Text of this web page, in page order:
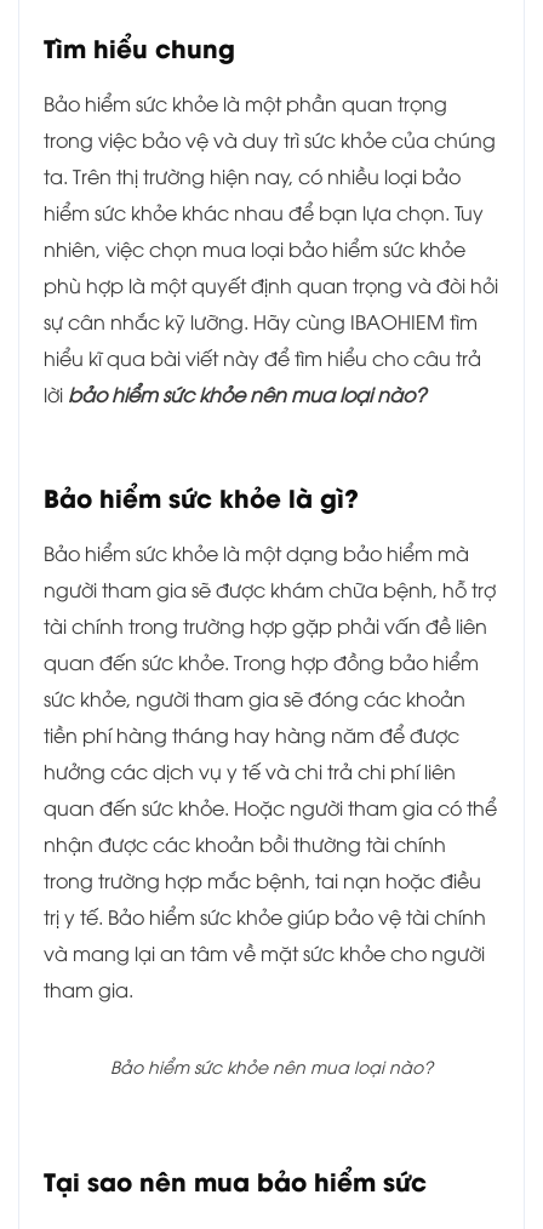
Tìm hiểu chung
Bảo hiểm sức khỏe là một phần quan trọng
trong việc bảo vệ và duy trì sức khỏe của chúng
ta. Trên thị trường hiện nay, có nhiều loại bảo
hiểm sức khỏe khác nhau để bạn lựa chọn. Tuy
nhiên, việc chọn mua loại bảo hiểm sức khỏe
phù hợp là một quyết định quan trọng và đòi hỏi
sự cân nhắc kỹ lưỡng. Hãy cùng IBAOHIEM tìm
hiểu kĩ qua bài viết này để tìm hiểu cho câu trả
lời bảo hiểm sức khỏe nên mua loại nào?
Bảo hiểm sức khỏe là gì?
Bảo hiểm sức khỏe là một dạng bảo hiểm mà
người tham gia sẽ được khám chữa bệnh, hỗ trợ
tài chính trong trường hợp gặp phải vấn đề liên
quan đến sức khỏe. Trong hợp đồng bảo hiểm
sức khỏe, người tham gia sẽ đóng các khoản
tiền phí hàng tháng hay hàng năm để được
hưởng các dịch vụ y tế và chi trả chi phí liên
quan đến sức khỏe. Hoặc người tham gia có thể
nhận được các khoản bồi thường tài chính
trong trường hợp mắc bệnh, tai nạn hoặc điều
trị y tế. Bảo hiểm sức khỏe giúp bảo vệ tài chính
và mang lại an tâm về mặt sức khỏe cho người
tham gia.
Bảo hiểm sức khỏe nên mua loại nào?
Tại sao nên mua bảo hiểm sức